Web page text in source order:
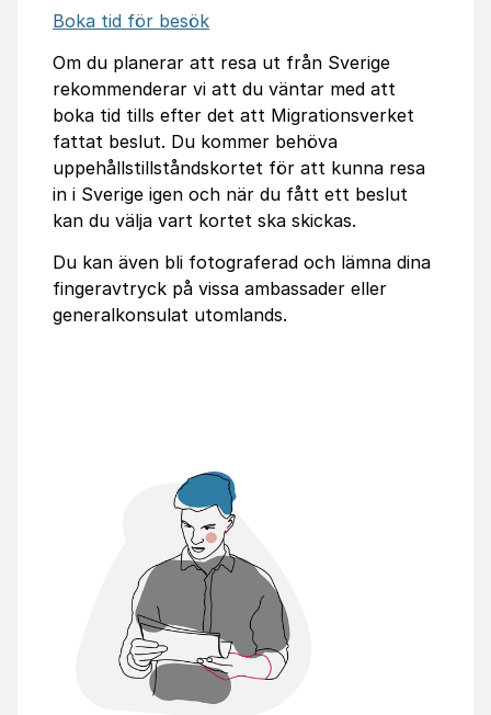
Boka tid för besök
Om du planerar att resa ut från Sverige
rekommenderar vi att du väntar med att
boka tid tills efter det att Migrationsverket
fattat beslut. Du kommer behöva
uppehållstillståndskortet för att kunna resa
in i Sverige igen och när du fått ett beslut
kan du välja vart kortet ska skickas.
Du kan även bli fotograferad och lämna dina
fingeravtryck på vissa ambassader eller
generalkonsulat utomlands.